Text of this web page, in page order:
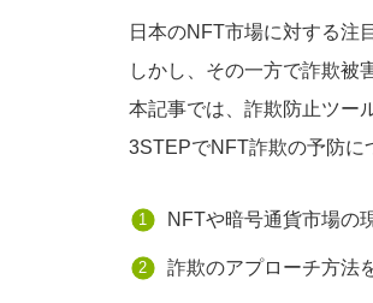
日本のNFT市場に対する注
しかし、その一方で詐欺被
本記事では、詐欺防止ツー
3STEPでNFT詐欺の予防に
NFTや暗号通貨市場の
詐欺のアプローチ方法